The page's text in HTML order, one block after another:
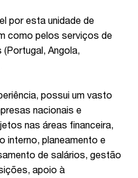
por esta unidade de
como pelos serviços de
Angola,
possui um vasto
nacionais e
nas áreas financeira,
interno, planeamento e
de salários, gestão
apoio à